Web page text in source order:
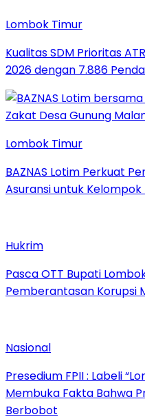
Lombok Timur
Kualitas SDM Prioritas
2026 dengan 7.886
Lombok Timur
BAZNAS Lotim Perkuat
Asuransi untuk
Hukrim
Pasca OTT Bupati
Pemberantasan Korupsi
Nasional
Presedium FPII : Labeli
Membuka Fakta Bahwa
Berbobot